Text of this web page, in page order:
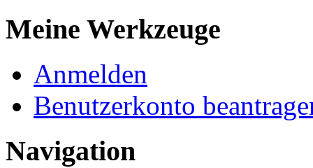
Meine Werkzeuge
Anmelden
Benutzerkonto
Navigation